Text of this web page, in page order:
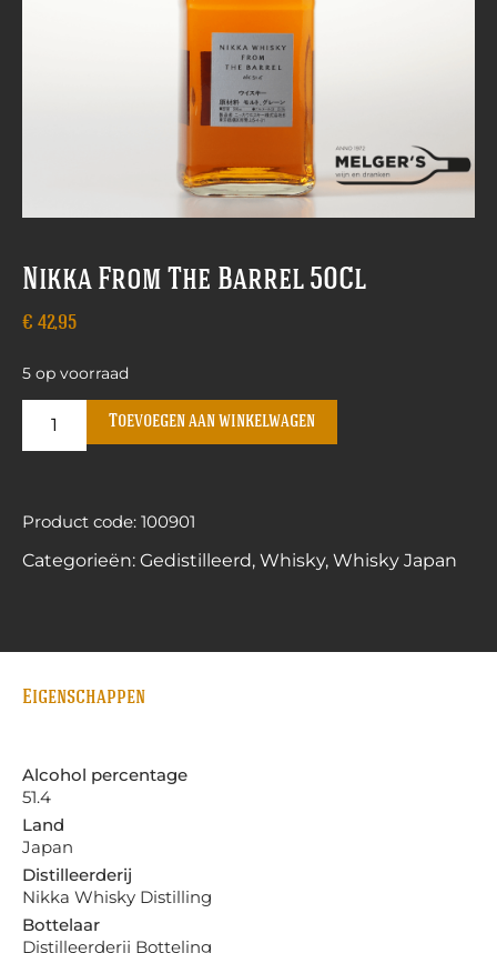
Nikka From The Barrel 50Cl
€ 42,95
5 op voorraad
Toevoegen aan winkelwagen
Product code: 100901
Categorieën: Gedistilleerd, Whisky, Whisky Japan
Eigenschappen
Alcohol percentage
51.4
Land
Japan
Distilleerderij
Nikka Whisky Distilling
Bottelaar
Distilleerderij Botteling